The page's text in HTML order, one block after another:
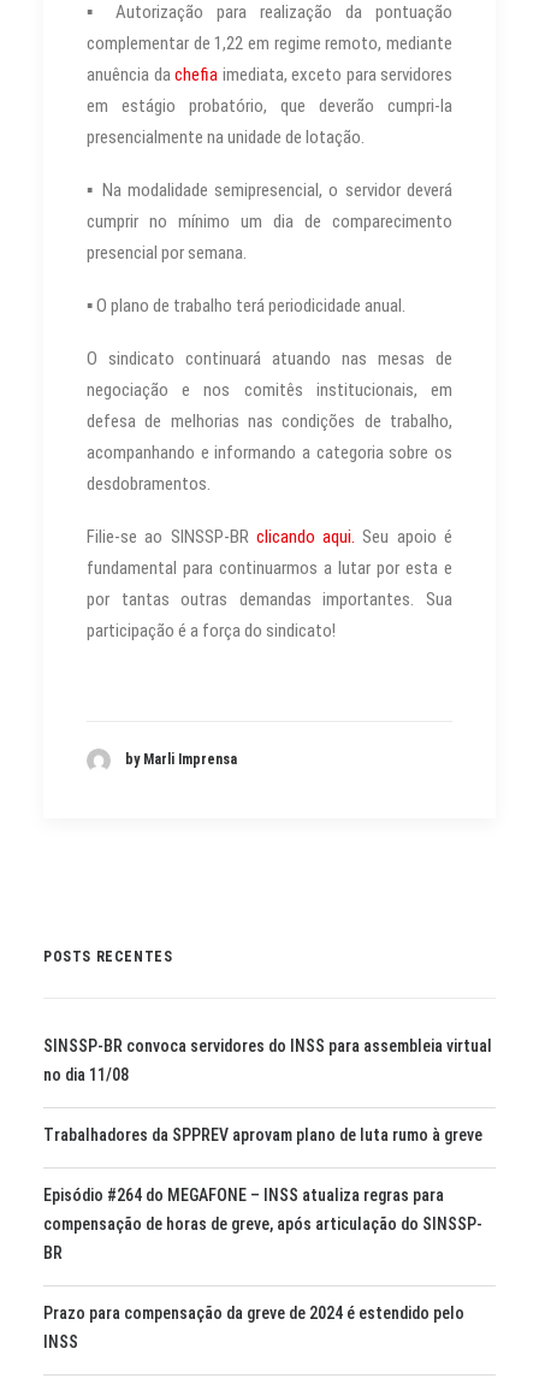
▪ Autorização para realização da pontuação
complementar de 1,22 em regime remoto, mediante
anuência dachefia imediata, exceto para servidores
em estágio probatório, que deverão cumpri-la
presencialmente na unidade de lotação.
▪ Na modalidade semipresencial, o servidor deverá
cumprir no mínimo um dia de comparecimento
presencial por semana.
▪ O plano de trabalho terá periodicidade anual.
O sindicato continuará atuando nas mesas de
negociação e nos comitês institucionais, em
defesa de melhorias nas condições de trabalho,
acompanhando e informando a categoria sobre os
desdobramentos.
Filie-se ao SINSSP-BR clicando aqui. Seu apoio é
fundamental para continuarmos a lutar por esta e
por tantas outras demandas importantes. Sua
participação é a força do sindicato!
by Marli Imprensa
POSTS RECENTES
SINSSP-BR convoca servidores do INSS para assembleia virtual
no dia 11/08
Trabalhadores da SPPREV aprovam plano de luta rumo à greve
Episódio #264 do MEGAFONE – INSS atualiza regras para
compensação de horas de greve, após articulação do SINSSP-
BR
Prazo para compensação da greve de 2024 é estendido pelo
INSS